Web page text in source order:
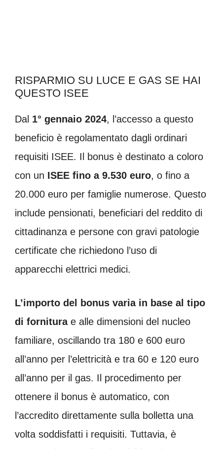
RISPARMIO SU LUCE E GAS SE HAI
QUESTO ISEE
Dal 1° gennaio 2024, l’accesso a questo
beneficio è regolamentato dagli ordinari
requisiti ISEE. Il bonus è destinato a coloro
con un ISEE fino a 9.530 euro, o fino a
20.000 euro per famiglie numerose. Questo
include pensionati, beneficiari del reddito di
cittadinanza e persone con gravi patologie
certificate che richiedono l’uso di
apparecchi elettrici medici.
L’importo del bonus varia in base al tipo
di forniturae alle dimensioni del nucleo
familiare, oscillando tra 180 e 600 euro
all’anno per l’elettricità e tra 60 e 120 euro
all’anno per il gas. Il procedimento per
ottenere il bonus è automatico, con
l’accredito direttamente sulla bolletta una
volta soddisfatti i requisiti. Tuttavia, è